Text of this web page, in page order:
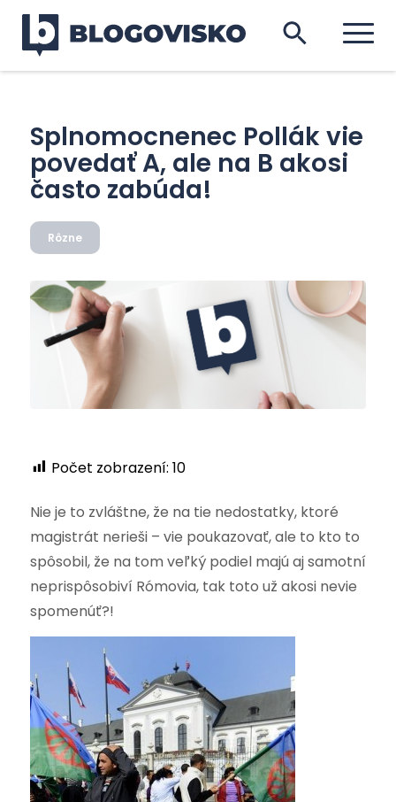
Splnomocnenec Pollák vie
povedať A, ale na B akosi
často zabúda!
Rôzne
Počet zobrazení: 10
Nie je to zvláštne, že na tie nedostatky, ktoré
magistrát nerieši – vie poukazovať, ale to kto to
spôsobil, že na tom veľký podiel majú aj samotní
neprispôsobiví Rómovia, tak toto už akosi nevie
spomenúť?!